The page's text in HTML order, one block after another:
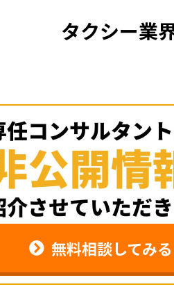
タクシー業
無料相談してみる